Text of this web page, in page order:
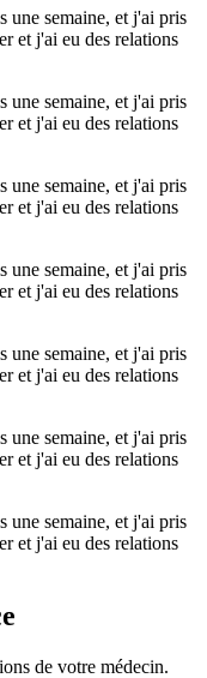
une semaine, et j'ai pris
et j'ai eu des relations
une semaine, et j'ai pris
et j'ai eu des relations
une semaine, et j'ai pris
et j'ai eu des relations
une semaine, et j'ai pris
et j'ai eu des relations
une semaine, et j'ai pris
et j'ai eu des relations
une semaine, et j'ai pris
et j'ai eu des relations
une semaine, et j'ai pris
et j'ai eu des relations
de votre médecin.